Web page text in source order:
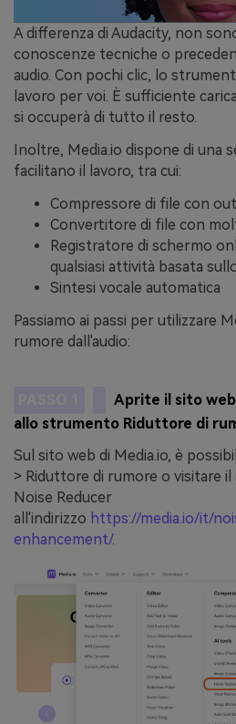
A differenza di Audacity, non
conoscenze tecniche o
audio. Con pochi clic, lo
lavoro per voi. È sufficiente
si occuperà di tutto il resto.
Inoltre, Media.io dispone di una
facilitano il lavoro, tra cui:
Compressore di file con
Convertitore di file con
Registratore di schermo
qualsiasi attività basata
Sintesi vocale automatica
Passiamo ai passi per utilizzare
rumore dall'audio:
Aprite il sito
allo strumento Riduttore di
Sul sito web di Media.io, è
> Riduttore di rumore o visitare il
Noise Reducer
all'indirizzo https://media.io/it/
enhancement/.